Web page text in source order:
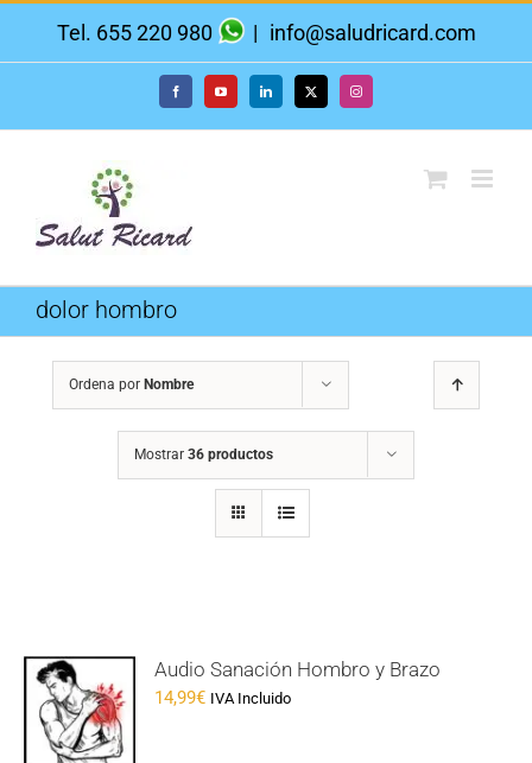
Tel. 655 220 980 | info@saludricard.com
FacebookYouTube LinkedIn X Instagram
dolor hombro
Ordena por Nombre
Mostrar 36 productos
Audio Sanación Hombro y Brazo
14,99€ IVA Incluido